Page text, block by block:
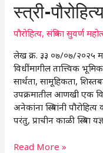
स्त्री-
पौरोहित्य,संत्रिका सुवर्ण
लेख क्र. ३३ ०७/०७/२०२५
विधींमागील तात्त्विक
सार्थता, सामूहिकता,
उपक्रमातील आणखी एक
अनेकांना स्त्रियांनी
परंतु, प्राचीन काळी स्त्रिया
स्त्री-
पौरोहित्य
:
परिवर्तन
Read More »